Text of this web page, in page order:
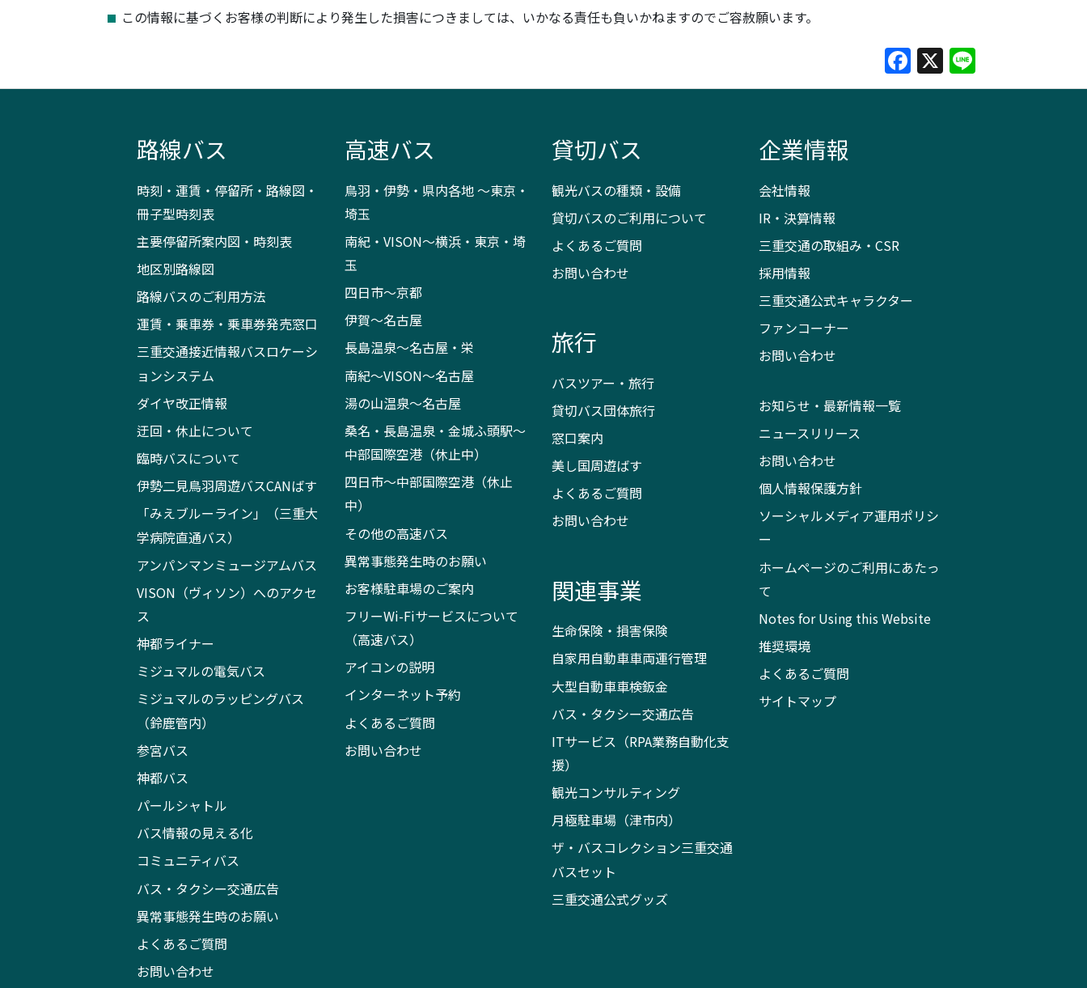
この情報に基づくお客様の判断により発生した損害につきましては、いかなる責任も負いかねますのでご容赦願います。
Facebook
X Line
路線バス
時刻・運賃・停留所・路線図・
冊子型時刻表
主要停留所案内図・時刻表
地区別路線図
路線バスのご利用方法
運賃・乗車券・乗車券発売窓口
三重交通接近情報バスロケーシ
ョンシステム
ダイヤ改正情報
迂回・休止について
臨時バスについて
伊勢二見鳥羽周遊バスCANばす
「みえブルーライン」（三重大
学病院直通バス）
アンパンマンミュージアムバス
VISON（ヴィソン）へのアクセ
ス
神都ライナー
ミジュマルの電気バス
ミジュマルのラッピングバス
（鈴鹿管内）
参宮バス
神都バス
パールシャトル
バス情報の見える化
コミュニティバス
バス・タクシー交通広告
異常事態発生時のお願い
よくあるご質問
お問い合わせ
高速バス
鳥羽・伊勢・県内各地 ～東京・
埼玉
南紀・VISON～横浜・東京・埼
玉
四日市～京都
伊賀～名古屋
長島温泉～名古屋・栄
南紀～VISON～名古屋
湯の山温泉～名古屋
桑名・長島温泉・金城ふ頭駅～
中部国際空港（休止中）
四日市～中部国際空港（休止
中）
その他の高速バス
異常事態発生時のお願い
お客様駐車場のご案内
フリーWi-Fiサービスについて
（高速バス）
アイコンの説明
インターネット予約
よくあるご質問
お問い合わせ
貸切バス
観光バスの種類・設備
貸切バスのご利用について
よくあるご質問
お問い合わせ
旅行
バスツアー・旅行
貸切バス団体旅行
窓口案内
美し国周遊ばす
よくあるご質問
お問い合わせ
関連事業
生命保険・損害保険
自家用自動車車両運行管理
大型自動車車検鈑金
バス・タクシー交通広告
ITサービス（RPA業務自動化支
援）
観光コンサルティング
月極駐車場（津市内）
ザ・バスコレクション三重交通
バスセット
三重交通公式グッズ
企業情報
会社情報
IR・決算情報
三重交通の取組み・CSR
採用情報
三重交通公式キャラクター
ファンコーナー
お問い合わせ
お知らせ・最新情報一覧
ニュースリリース
お問い合わせ
個人情報保護方針
ソーシャルメディア運用ポリシ
ー
ホームページのご利用にあたっ
て
Notes for Using this Website
推奨環境
よくあるご質問
サイトマップ